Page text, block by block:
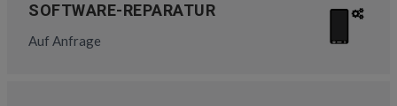
SOFTWARE-REPARATUR
Auf Anfrage